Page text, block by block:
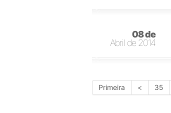
08 de
Abril de 2014
Primeira < 35